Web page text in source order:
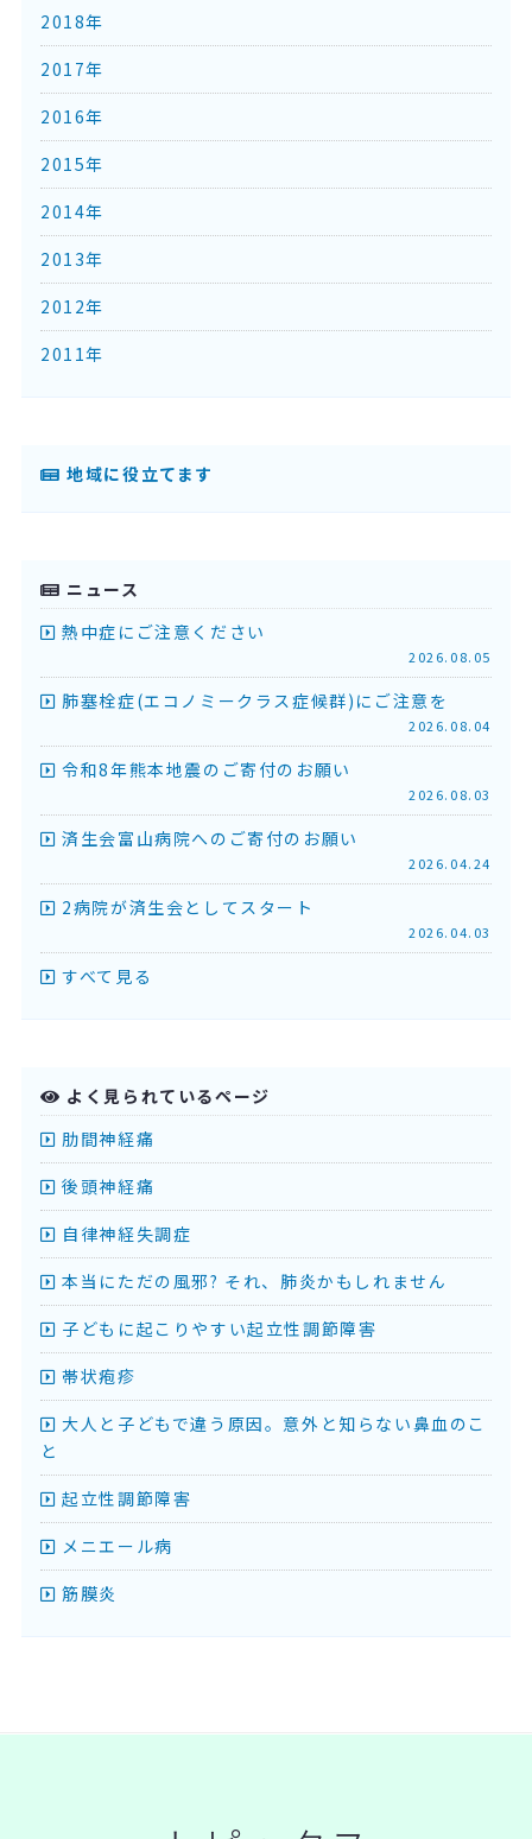
2018年
2017年
2016年
2015年
2014年
2013年
2012年
2011年
地域に役立てます
ニュース
熱中症にご注意ください
2026.08.05
肺塞栓症(エコノミークラス症候群)にご注意を
2026.08.04
令和8年熊本地震のご寄付のお願い
2026.08.03
済生会富山病院へのご寄付のお願い
2026.04.24
2病院が済生会としてスタート
2026.04.03
すべて見る
よく見られているページ
肋間神経痛
後頭神経痛
自律神経失調症
本当にただの風邪? それ、肺炎かもしれません
子どもに起こりやすい起立性調節障害
帯状疱疹
大人と子どもで違う原因。意外と知らない鼻血のこ
と
起立性調節障害
メニエール病
筋膜炎